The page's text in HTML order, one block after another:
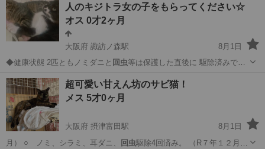
人のキジトラ女の子をもらってください☆
オス 0才2ヶ月
大阪府 諏訪ノ森駅
8月1日
◆健康状態 2匹ともノミダニと 回虫等は保護した直後に 駆除済みで
大阪 堺市 諏訪ノ森駅 猫 ねこ
超可愛い甘えん坊のサビ猫！
メス 5才0ヶ月
大阪府 摂津富田駅
8月1日
月） ○ ノミ、シラミ、耳ダニ、
回虫駆除4回済み。 （R７年１２月、